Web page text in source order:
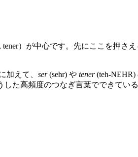
）が中心です。先にここを押さ
加えて、 ser(sehr) や tener(teh-NEHR)
た高頻度のつなぎ言葉でできている